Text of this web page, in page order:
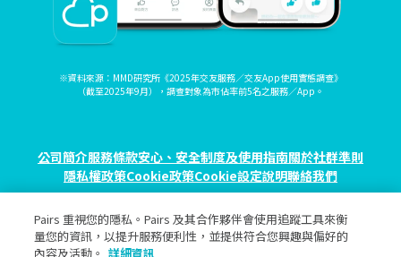
※資料來源：MMD研究所《2025年交友服務／交友App使用實態調查》
（截至2025年9月），調查對象為市佔率前5名之服務／App。
公司簡介服務條款安心、安全制度及使用指南關於社群準則
隱私權政策Cookie政策Cookie設定說明聯絡我們
© eureka, Inc. All rights reserved.
Pairs 重視您的隱私。Pairs 及其合作夥伴會使用追蹤工具來衡
量您的資訊，以提升服務便利性，並提供符合您興趣與偏好的
內容及活動。 詳細資訊